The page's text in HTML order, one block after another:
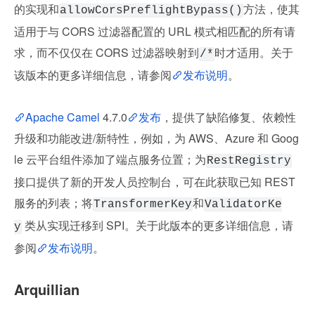
的实现和allowCorsPreflightBypass() 方法，使其
适用于与 CORS 过滤器配置的 URL 模式相匹配的所有请
求，而不仅仅在 CORS 过滤器映射到/* 时才适用。关于
该版本的更多详细信息，请参阅
发布说明。
Apache Camel 4.7.0 发布 ，提供了缺陷修复、依赖性
升级和功能改进/新特性，例如，为 AWS、Azure 和 Goog
le 云平台组件添加了端点服务位置；为RestRegistry
接口提供了新的开发人员控制台，可在此获取已知 REST
服务的列表；将TransformerKey和ValidatorKe
y 类从实现迁移到 SPI。关于此版本的更多详细信息，请
参阅
发布说明。
Arquillian